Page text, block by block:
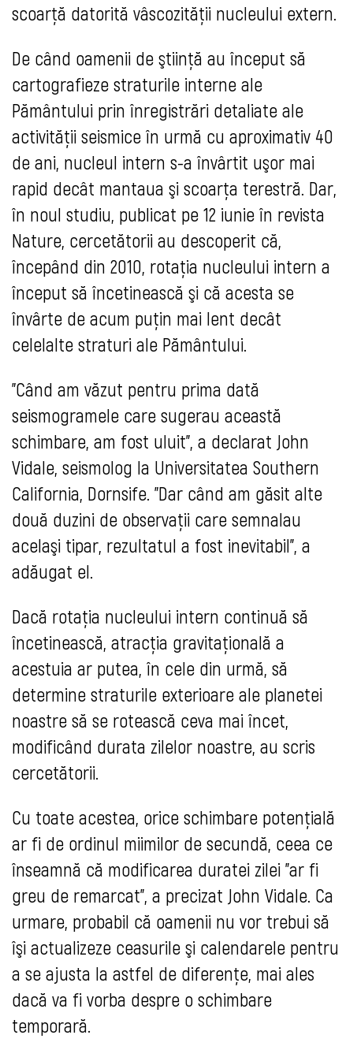
scoarţă datorită vâscozităţii nucleului extern.
De când oamenii de ştiinţă au început să
cartografieze straturile interne ale
Pământului prin înregistrări detaliate ale
activităţii seismice în urmă cu aproximativ 40
de ani, nucleul intern s-a învârtit uşor mai
rapid decât mantaua şi scoarţa terestră. Dar,
în noul studiu, publicat pe 12 iunie în revista
Nature, cercetătorii au descoperit că,
începând din 2010, rotaţia nucleului intern a
început să încetinească şi că acesta se
învârte de acum puţin mai lent decât
celelalte straturi ale Pământului.
"Când am văzut pentru prima dată
seismogramele care sugerau această
schimbare, am fost uluit", a declarat John
Vidale, seismolog la Universitatea Southern
California, Dornsife. "Dar când am găsit alte
două duzini de observaţii care semnalau
acelaşi tipar, rezultatul a fost inevitabil", a
adăugat el.
Dacă rotaţia nucleului intern continuă să
încetinească, atracţia gravitaţională a
acestuia ar putea, în cele din urmă, să
determine straturile exterioare ale planetei
noastre să se rotească ceva mai încet,
modificând durata zilelor noastre, au scris
cercetătorii.
Cu toate acestea, orice schimbare potenţială
ar fi de ordinul miimilor de secundă, ceea ce
înseamnă că modificarea duratei zilei "ar fi
greu de remarcat", a precizat John Vidale. Ca
urmare, probabil că oamenii nu vor trebui să
îşi actualizeze ceasurile şi calendarele pentru
a se ajusta la astfel de diferenţe, mai ales
dacă va fi vorba despre o schimbare
temporară.